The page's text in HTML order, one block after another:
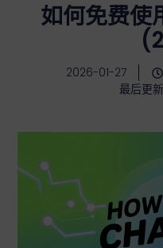
如何免费
2026-01-27
最后更